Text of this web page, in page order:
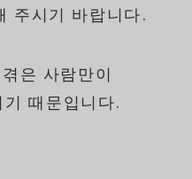
주시기 바랍니다.
은 사람만이
때문입니다.